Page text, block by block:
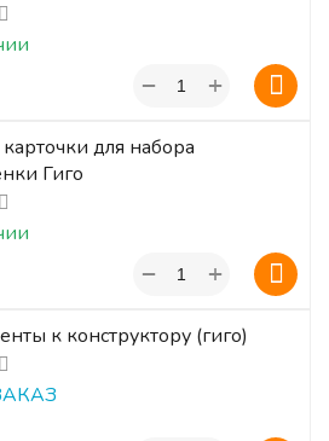
+
−
для набора
Гиго
+
−
к конструктору (гиго)